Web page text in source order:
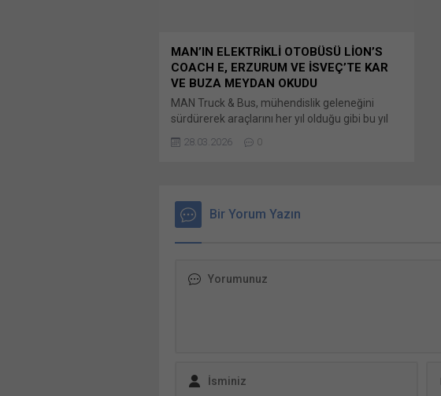
MAN’IN ELEKTRİKLİ OTOBÜSÜ LİON’S
COACH E, ERZURUM VE İSVEÇ’TE KAR
VE BUZA MEYDAN OKUDU
MAN Truck & Bus, mühendislik geleneğini
sürdürerek araçlarını her yıl olduğu gibi bu yıl
test programı kapsamında; Bunu paylaş: X'te
paylaşmak için tıklayın (Yeni pencerede açılır)
WhatsApp Facebook'ta paylaşmak için tıklayın
(Yeni...
28.03.2026 0
Bir Yorum Yazın